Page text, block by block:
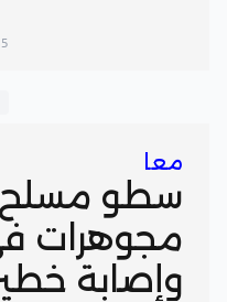
معا
سطو
مجوهرات
وإصابة